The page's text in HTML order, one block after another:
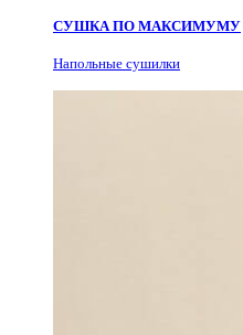
СУШКА ПО МАКСИМУМУ
Напольные сушилки